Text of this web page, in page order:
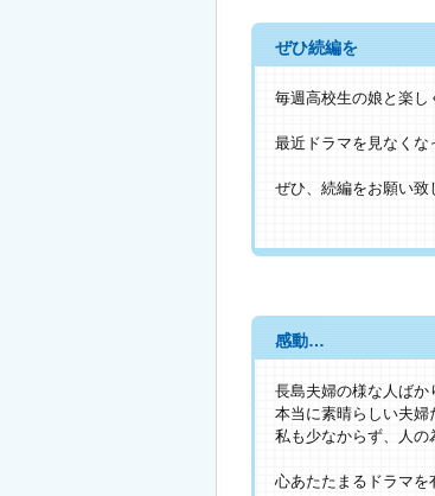
ぜひ続編を
毎週高校生の娘と楽し
最近ドラマを見なくな
ぜひ、続編をお願い致
感動…
長島夫婦の様な人ばか
本当に素晴らしい夫婦
私も少なからず、人の
心あたたまるドラマ